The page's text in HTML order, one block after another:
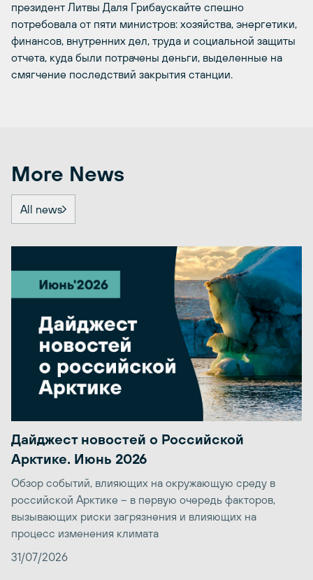
президент Литвы Даля Грибаускайте спешно
потребовала от пяти министров: хозяйства, энергетики,
финансов, внутренних дел, труда и социальной защиты
отчета, куда были потрачены деньги, выделенные на
смягчение последствий закрытия станции.
More News
All news
Дайджест новостей о Российской
Арктике. Июнь 2026
Обзор событий, влияющих на окружающую среду в
российской Арктике – в первую очередь факторов,
вызывающих риски загрязнения и влияющих на
процесс изменения климата
31/07/2026